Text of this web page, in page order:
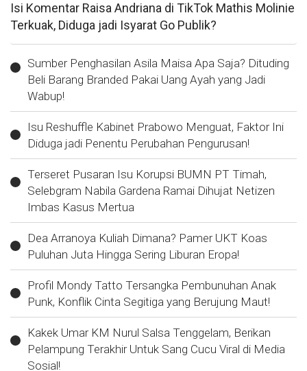
Isi Komentar Raisa Andriana di TikTok Mathis Molinie
Terkuak, Diduga jadi Isyarat Go Publik?
Sumber Penghasilan Asila Maisa Apa Saja? Dituding
Beli Barang Branded Pakai Uang Ayah yang Jadi
Wabup!
Isu Reshuffle Kabinet Prabowo Menguat, Faktor Ini
Diduga jadi Penentu Perubahan Pengurusan!
Terseret Pusaran Isu Korupsi BUMN PT Timah,
Selebgram Nabila Gardena Ramai Dihujat Netizen
Imbas Kasus Mertua
Dea Arranoya Kuliah Dimana? Pamer UKT Koas
Puluhan Juta Hingga Sering Liburan Eropa!
Profil Mondy Tatto Tersangka Pembunuhan Anak
Punk, Konflik Cinta Segitiga yang Berujung Maut!
Kakek Umar KM Nurul Salsa Tenggelam, Berikan
Pelampung Terakhir Untuk Sang Cucu Viral di Media
Sosial!